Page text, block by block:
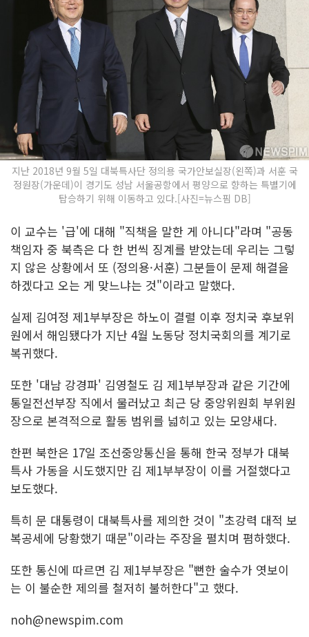
지난 2018년 9월 5일 대북특사단 정의용 국가안보실장(왼쪽)과 서훈 국
정원장(가운데)이 경기도 성남 서울공항에서 평양으로 향하는 특별기에
탑승하기 위해 이동하고 있다.[사진=뉴스핌 DB]
이 교수는 '급'에 대해 "직책을 말한 게 아니다"라며 "공동
책임자 중 북측은 다 한 번씩 징계를 받았는데 우리는 그렇
지 않은 상황에서 또 (정의용·서훈) 그분들이 문제 해결을
하겠다고 오는 게 맞느냐는 것"이라고 말했다.
실제 김여정 제1부부장은 하노이 결렬 이후 정치국 후보위
원에서 해임됐다가 지난 4월 노동당 정치국회의를 계기로
복귀했다.
또한 '대남 강경파' 김영철도 김 제1부부장과 같은 기간에
통일전선부장 직에서 물러났고 최근 당 중앙위원회 부위원
장으로 본격적으로 활동 범위를 넓히고 있는 모양새다.
한편 북한은 17일 조선중앙통신을 통해 한국 정부가 대북
특사 가동을 시도했지만 김 제1부부장이 이를 거절했다고
보도했다.
특히 문 대통령이 대북특사를 제의한 것이 "초강력 대적 보
복공세에 당황했기 때문"이라는 주장을 펼치며 폄하했다.
또한 통신에 따르면 김 제1부부장은 "뻔한 술수가 엿보이
는 이 불순한 제의를 철저히 불허한다"고 했다.
noh@newspim.com